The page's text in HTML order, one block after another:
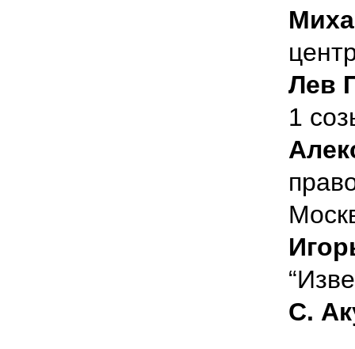
Лев
1
С.